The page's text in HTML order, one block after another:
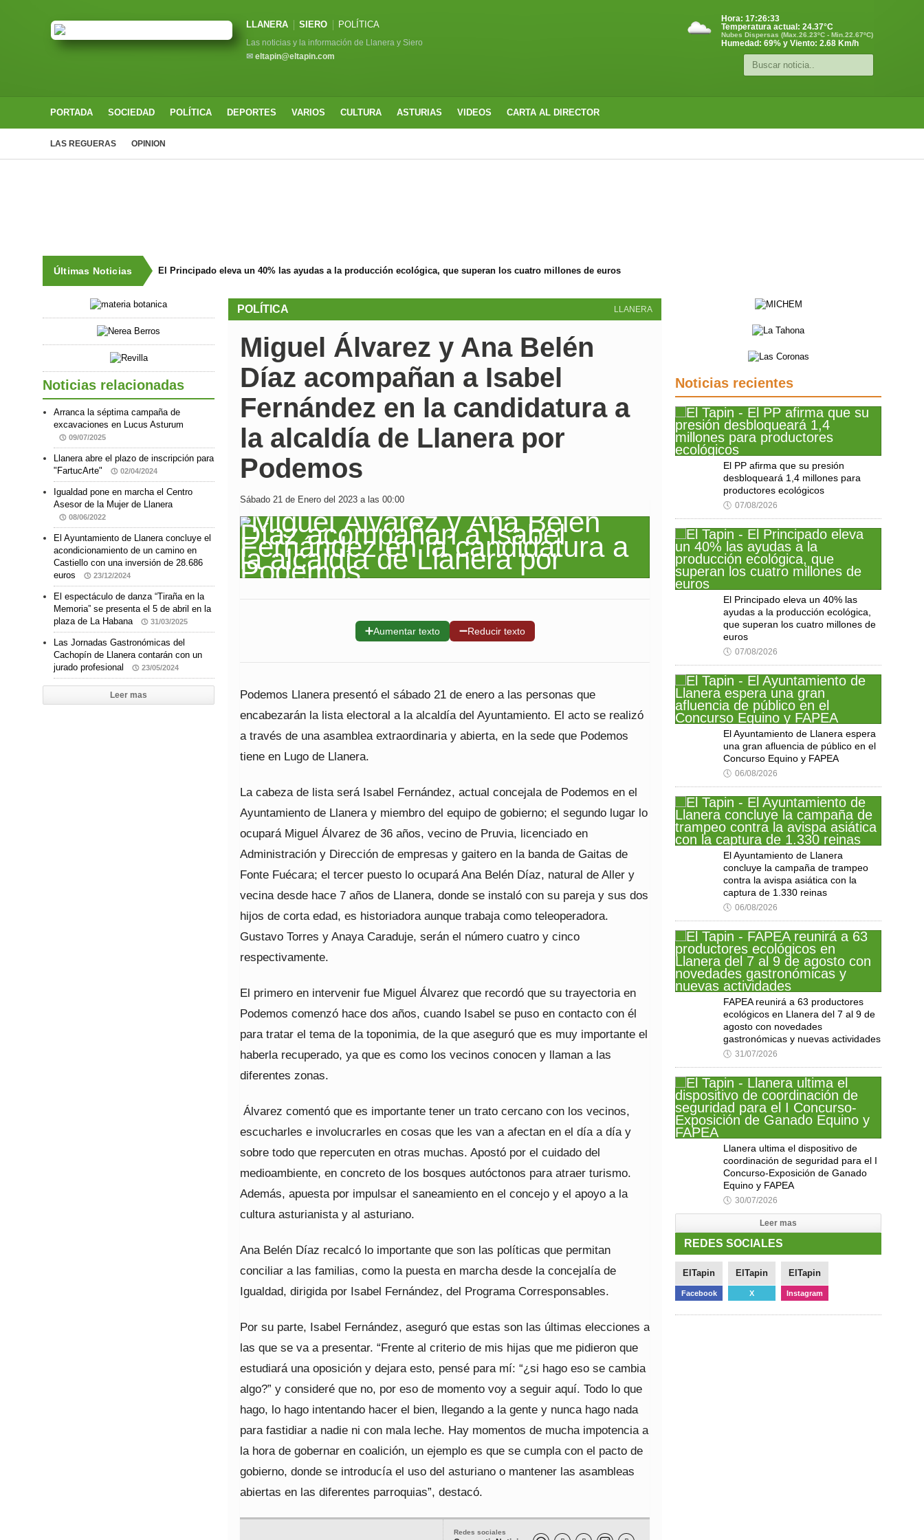
LLANERA SIERO POLÍTICA
Las noticias y la información de Llanera y Siero
✉ eltapin@eltapin.com
Hora: 17:26:33
Temperatura actual: 24.37°C
Nubes Dispersas (Max.26.23ºC - Min.22.67ºC)
Humedad: 69% y Viento: 2.68 Km/h
PORTADA SOCIEDAD POLÍTICA DEPORTES VARIOS CULTURA ASTURIAS VIDEOS CARTA AL DIRECTOR
LAS REGUERAS OPINION
Últimas Noticias El Principado eleva un 40% las ayudas a la producción ecológica, que superan los cuatro millones de euros
LLANERA
POLÍTICA
Miguel Álvarez y Ana Belén
Díaz acompañan a Isabel
Fernández en la candidatura a
la alcaldía de Llanera por
Podemos
Sábado 21 de Enero del 2023 a las 00:00
➕Aumentar texto ➖Reducir texto
Podemos Llanera presentó el sábado 21 de enero a las personas que
encabezarán la lista electoral a la alcaldía del Ayuntamiento. El acto se realizó
a través de una asamblea extraordinaria y abierta, en la sede que Podemos
tiene en Lugo de Llanera.
La cabeza de lista será Isabel Fernández, actual concejala de Podemos en el
Ayuntamiento de Llanera y miembro del equipo de gobierno; el segundo lugar lo
ocupará Miguel Álvarez de 36 años, vecino de Pruvia, licenciado en
Administración y Dirección de empresas y gaitero en la banda de Gaitas de
Fonte Fuécara; el tercer puesto lo ocupará Ana Belén Díaz, natural de Aller y
vecina desde hace 7 años de Llanera, donde se instaló con su pareja y sus dos
hijos de corta edad, es historiadora aunque trabaja como teleoperadora.
Gustavo Torres y Anaya Caraduje, serán el número cuatro y cinco
respectivamente.
El primero en intervenir fue Miguel Álvarez que recordó que su trayectoria en
Podemos comenzó hace dos años, cuando Isabel se puso en contacto con él
para tratar el tema de la toponimia, de la que aseguró que es muy importante el
haberla recuperado, ya que es como los vecinos conocen y llaman a las
diferentes zonas.
Álvarez comentó que es importante tener un trato cercano con los vecinos,
escucharles e involucrarles en cosas que les van a afectan en el día a día y
sobre todo que repercuten en otras muchas. Apostó por el cuidado del
medioambiente, en concreto de los bosques autóctonos para atraer turismo.
Además, apuesta por impulsar el saneamiento en el concejo y el apoyo a la
cultura asturianista y al asturiano.
Ana Belén Díaz recalcó lo importante que son las políticas que permitan
conciliar a las familias, como la puesta en marcha desde la concejalía de
Igualdad, dirigida por Isabel Fernández, del Programa Corresponsables.
Por su parte, Isabel Fernández, aseguró que estas son las últimas elecciones a
las que se va a presentar. “Frente al criterio de mis hijas que me pidieron que
estudiará una oposición y dejara esto, pensé para mí: “¿si hago eso se cambia
algo?” y consideré que no, por eso de momento voy a seguir aquí. Todo lo que
hago, lo hago intentando hacer el bien, llegando a la gente y nunca hago nada
para fastidiar a nadie ni con mala leche. Hay momentos de mucha impotencia a
la hora de gobernar en coalición, un ejemplo es que se cumpla con el pacto de
gobierno, donde se introducía el uso del asturiano o mantener las asambleas
abiertas en las diferentes parroquias”, destacó.
Redes sociales
Noticias relacionadas
Arranca la séptima campaña de
excavaciones en Lucus Asturum
09/07/2025
Llanera abre el plazo de inscripción para
"FartucArte"
02/04/2024
Igualdad pone en marcha el Centro
Asesor de la Mujer de Llanera
08/06/2022
El Ayuntamiento de Llanera concluye el
acondicionamiento de un camino en
Castiello con una inversión de 28.686
euros
23/12/2024
El espectáculo de danza “Tiraña en la
Memoria” se presenta el 5 de abril en la
plaza de La Habana
31/03/2025
Las Jornadas Gastronómicas del
Cachopín de Llanera contarán con un
jurado profesional
23/05/2024
Leer mas
Noticias recientes
El PP afirma que su presión
desbloqueará 1,4 millones para
productores ecológicos
🕔 07/08/2026
El Principado eleva un 40% las
ayudas a la producción ecológica,
que superan los cuatro millones de
euros
🕔 07/08/2026
El Ayuntamiento de Llanera espera
una gran afluencia de público en el
Concurso Equino y FAPEA
🕔 06/08/2026
El Ayuntamiento de Llanera
concluye la campaña de trampeo
contra la avispa asiática con la
captura de 1.330 reinas
🕔 06/08/2026
FAPEA reunirá a 63 productores
ecológicos en Llanera del 7 al 9 de
agosto con novedades
gastronómicas y nuevas actividades
🕔 31/07/2026
Llanera ultima el dispositivo de
coordinación de seguridad para el I
Concurso-Exposición de Ganado
Equino y FAPEA
🕔 30/07/2026
Leer mas
REDES SOCIALES
ElTapin
Facebook
ElTapin
X
ElTapin
Instagram